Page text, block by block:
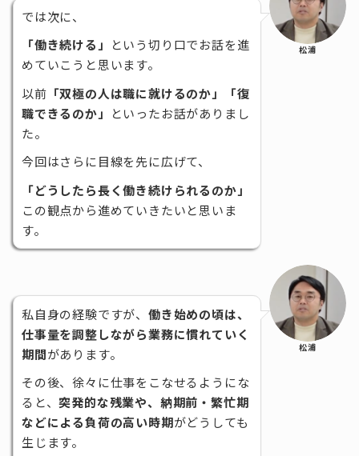
では次に、
「働き続ける」
という切り口でお話を進
めていこうと思います。
以前 「双極の人は職に就けるのか」「復
職できるのか」
といったお話がありまし
た。
今回はさらに目線を先に広げて、
「どうしたら長く働き続けられるのか」
この観点から進めていきたいと思いま
す。
松浦
私自身の経験ですが、 働き始めの頃は、
仕事量を調整しながら業務に慣れていく
期間があります。
その後、徐々に仕事をこなせるようにな
ると、突発的な残業や、納期前・繁忙期
などによる負荷の高い時期がどうしても
生じます。
松浦